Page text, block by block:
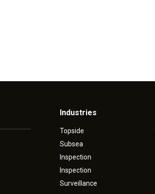
Industries
Topside
Subsea
Inspection
Inspection
Surveillance